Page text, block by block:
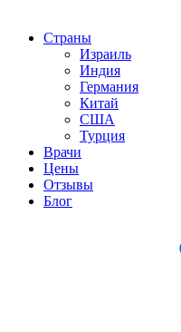
Страны
Израиль
Индия
Германия
Китай
США
Турция
Врачи
Цены
Отзывы
Блог